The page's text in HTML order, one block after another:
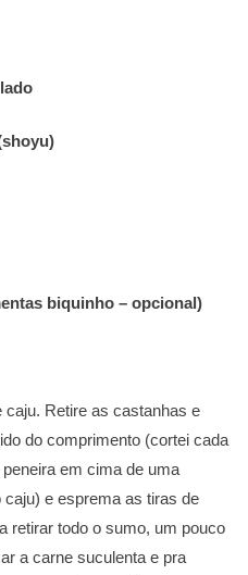
biquinho – opcional)
Retire as castanhas e
do comprimento (cortei cada
em cima de uma
e esprema as tiras de
retirar todo o sumo, um pouco
a carne suculenta e pra